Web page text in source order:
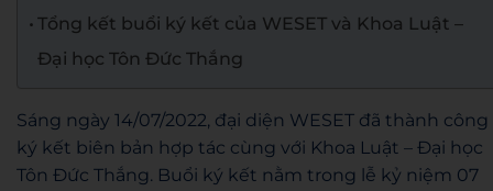
Tổng kết buổi ký kết của WESET và Khoa Luật –
Đại học Tôn Đức Thắng
Sáng ngày 14/07/2022, đại diện WESET đã thành công
ký kết biên bản hợp tác cùng với Khoa Luật – Đại học
Tôn Đức Thắng. Buổi ký kết nằm trong lễ kỷ niệm 07